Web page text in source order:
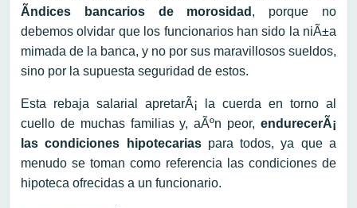
Ã­ndices bancarios de morosidad , porque no
debemos olvidar que los funcionarios han sido la niÃ±a
mimada de la banca, y no por sus maravillosos sueldos,
sino por la supuesta seguridad de estos.
Esta rebaja salarial apretarÃ¡ la cuerda en torno al
cuello de muchas familias y, aÃºn peor, endurecerÃ¡
las condiciones hipotecariaspara todos, ya que a
menudo se toman como referencia las condiciones de
hipoteca ofrecidas a un funcionario.